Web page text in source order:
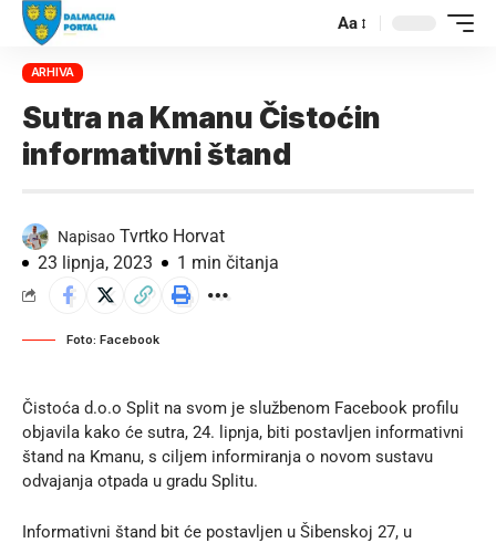
Aa
ARHIVA
Sutra na Kmanu Čistoćin
informativni štand
Napisao Tvrtko Horvat
23 lipnja, 2023
1 min čitanja
Foto: Facebook
Čistoća d.o.o Split na svom je službenom Facebook profilu
objavila kako će sutra, 24. lipnja, biti postavljen informativni
štand na Kmanu, s ciljem informiranja o novom sustavu
odvajanja otpada u gradu Splitu.
Informativni štand bit će postavljen u Šibenskoj 27, u